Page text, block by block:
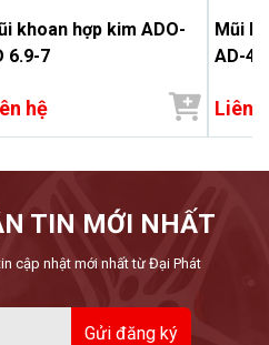
khoan hợp kim ADO-
6.9-7
hệ
Mũi
AD-
Liên
TIN MỚI NHẤT
cập nhật mới nhất từ Đại Phát